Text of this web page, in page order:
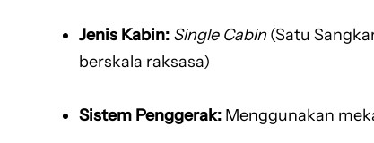
Jenis Kabin: Single Cabin(Satu
berskala raksasa)
Sistem Penggerak: Menggunakan